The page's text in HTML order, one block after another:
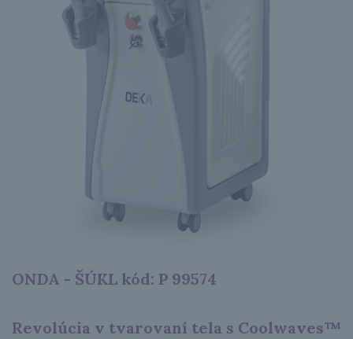
ONDA - ŠÚKL kód: P 99574
Revolúcia v tvarovaní tela s Coolwaves™